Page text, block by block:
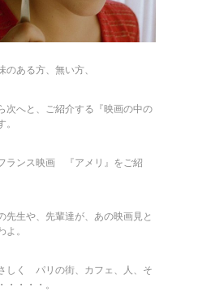
ある方、無い方、
次へと、ご紹介する『映画の中の
ランス映画 『アメリ』をご紹
先生や、先輩達が、あの映画見と
。
しく パリの街、カフェ、人、そ
・・・・。